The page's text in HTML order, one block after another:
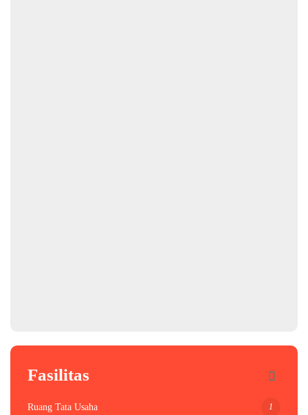
Fasilitas
Ruang Tata Usaha 1